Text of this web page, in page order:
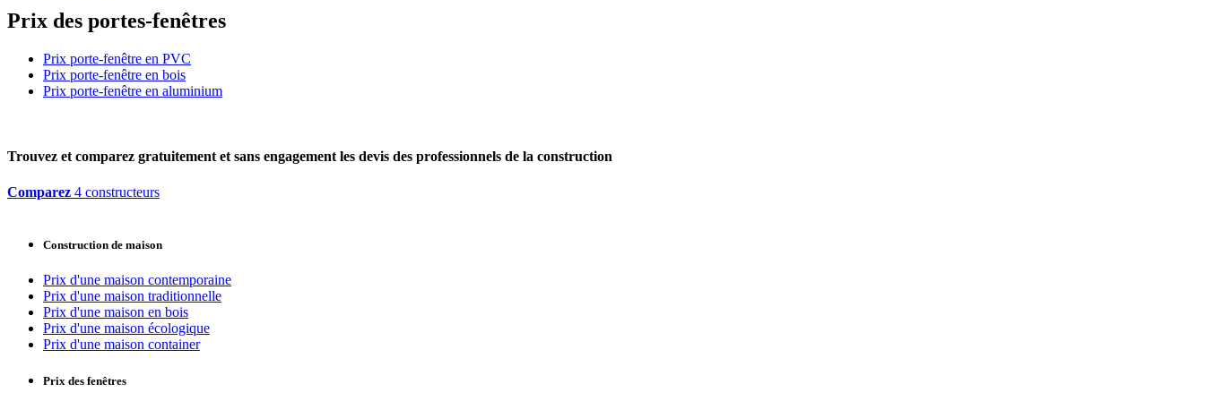
Prix des portes-fenêtres
Prix porte-fenêtre en PVC
Prix porte-fenêtre en bois
Prix porte-fenêtre en aluminium
Trouvez et comparez gratuitement et sans engagement les devis des professionnels de la construction
Comparez 4 constructeurs
Construction de maison
Prix d'une maison contemporaine
Prix d'une maison traditionnelle
Prix d'une maison en bois
Prix d'une maison écologique
Prix d'une maison container
Prix des fenêtres